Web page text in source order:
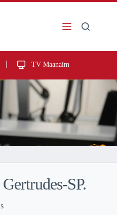
TV Maanaim
SP.